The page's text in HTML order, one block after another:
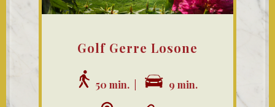
Golf Gerre Losone
50 min. | 9 min.